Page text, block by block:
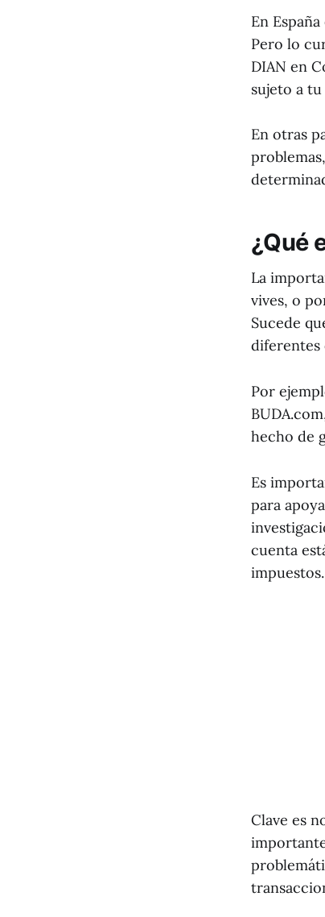
En
Pero lo
DIAN en
sujeto a
En otras
¿Qué
La
vives, o
Sucede
diferentes
Por
hecho de
Es
para
cuenta
impuestos.
Clave es